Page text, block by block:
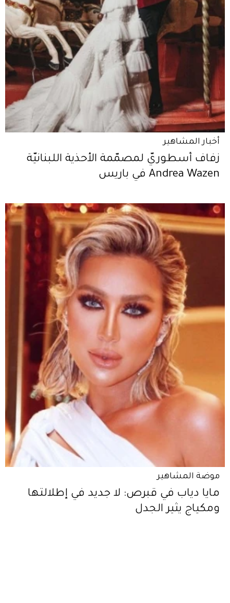
أخبار المشاهير
زفاف أسطوريّ لمصمّمة الأحذية اللبنانيّة
Andrea Wazen في باريس
موضة المشاهير
مايا دياب في قبرص: لا جديد في إطلالتها
ومكياج يثير الجدل